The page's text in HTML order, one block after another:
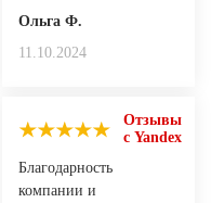
Ольга Ф.
11.10.2024
Отзывы
с Yandex
Благодарность
компании и